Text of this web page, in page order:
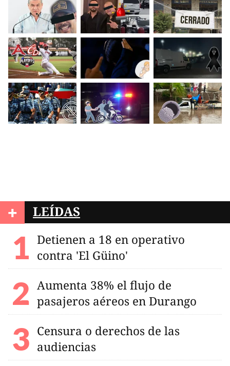
+ LEÍDAS
Detienen a 18 en operativo
contra 'El Güino'
Aumenta 38% el flujo de
pasajeros aéreos en Durango
Censura o derechos de las
audiencias